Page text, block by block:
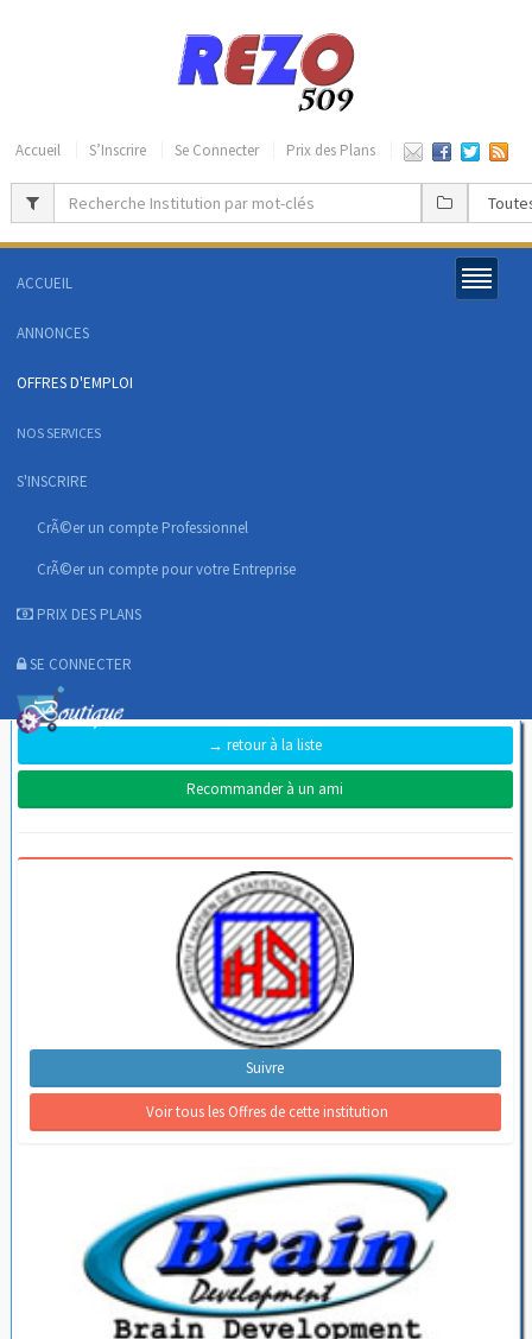
Accueil S’Inscrire Se Connecter Prix des Plans
ACCUEIL
ANNONCES
OFFRES D'EMPLOI
NOS SERVICES
S'INSCRIRE
CrÃ©er un compte Professionnel
CrÃ©er un compte pour votre Entreprise
PRIX DES PLANS
SE CONNECTER
→ retour à la liste
Recommander à un ami
Suivre
Voir tous les Offres de cette institution